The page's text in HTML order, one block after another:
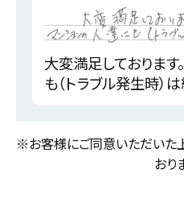
大変満足しております
も（トラブル発生時）
※お客様にご同意いただいた
おり